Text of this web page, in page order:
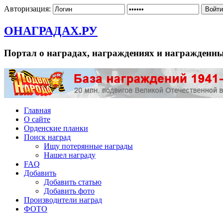
Авторизация:
ОНАГРАДАХ.РУ
Портал о наградах, награждениях и
Главная
О сайте
Орденские планки
Поиск наград
Ищу потерянные награды
Нашел награду
FAQ
Добавить
Добавить статью
Добавить фото
Производители наград
ФОТО